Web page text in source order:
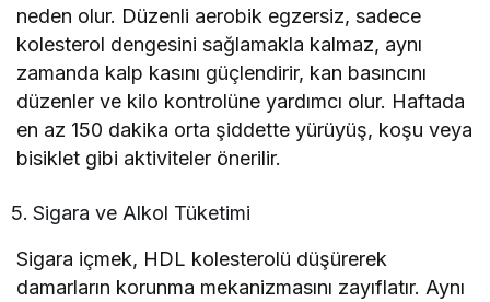
neden olur. Düzenli aerobik egzersiz, sadece
kolesterol dengesini sağlamakla kalmaz, aynı
zamanda kalp kasını güçlendirir, kan basıncını
düzenler ve kilo kontrolüne yardımcı olur. Haftada
en az 150 dakika orta şiddette yürüyüş, koşu veya
bisiklet gibi aktiviteler önerilir.
Sigara ve Alkol Tüketimi
Sigara içmek, HDL kolesterolü düşürerek
damarların korunma mekanizmasını zayıflatır. Aynı